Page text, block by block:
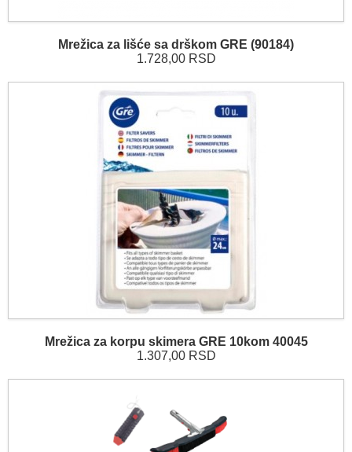
Mrežica za lišće sa drškom GRE (90184)
1.728,00 RSD
Mrežica za korpu skimera GRE 10kom 40045
1.307,00 RSD